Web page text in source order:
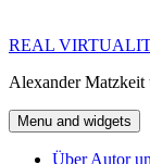
REAL
Alexander Matzkeit
Menu and widgets
Über Autor